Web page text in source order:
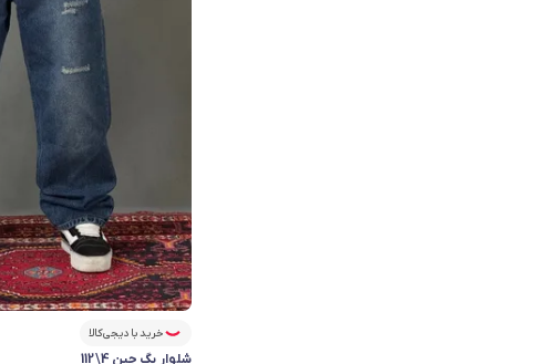
خرید با دیجی‌کالا
شلوار بگ جین 4\112